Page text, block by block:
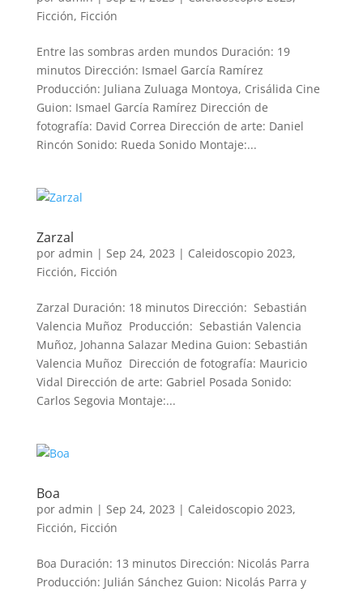
Ficción, Ficción
Entre las sombras arden mundos Duración: 19
minutos Dirección: Ismael García Ramírez
Producción: Juliana Zuluaga Montoya, Crisálida Cine
Guion: Ismael García Ramírez Dirección de
fotografía: David Correa Dirección de arte: Daniel
Rincón Sonido: Rueda Sonido Montaje:...
Zarzal
por admin | Sep 24, 2023 | Caleidoscopio 2023,
Ficción, Ficción
Zarzal Duración: 18 minutos Dirección: Sebastián
Valencia Muñoz Producción: Sebastián Valencia
Muñoz, Johanna Salazar Medina Guion: Sebastián
Valencia Muñoz Dirección de fotografía: Mauricio
Vidal Dirección de arte: Gabriel Posada Sonido:
Carlos Segovia Montaje:...
Boa
por admin | Sep 24, 2023 | Caleidoscopio 2023,
Ficción, Ficción
Boa Duración: 13 minutos Dirección: Nicolás Parra
Producción: Julián Sánchez Guion: Nicolás Parra y